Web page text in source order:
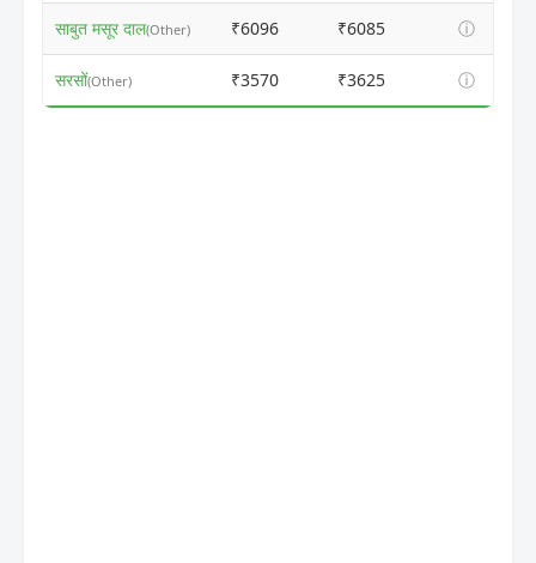
साबुत मसूर दाल(Other) ₹6096 ₹6085 ⓘ
सरसों(Other) ₹3570 ₹3625 ⓘ